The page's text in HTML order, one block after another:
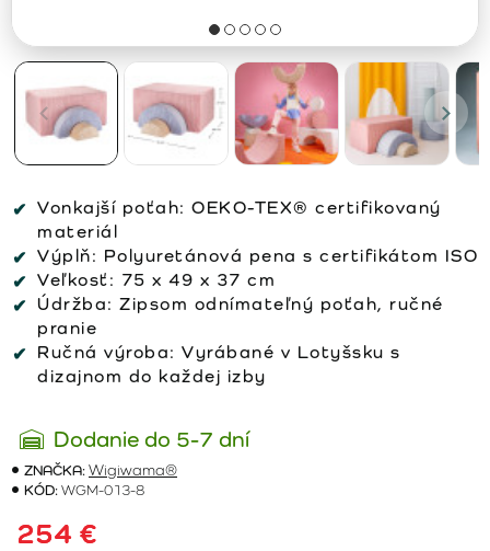
Vonkajší poťah: OEKO-TEX® certifikovaný
materiál
Výplň: Polyuretánová pena s certifikátom ISO
Veľkosť: 75 x 49 x 37 cm
Údržba: Zipsom odnímateľný poťah, ručné
pranie
Ručná výroba: Vyrábané v Lotyšsku s
dizajnom do každej izby
Dodanie do 5-7 dní
ZNAČKA:Wigiwama®
KÓD:WGM-013-8
254 €